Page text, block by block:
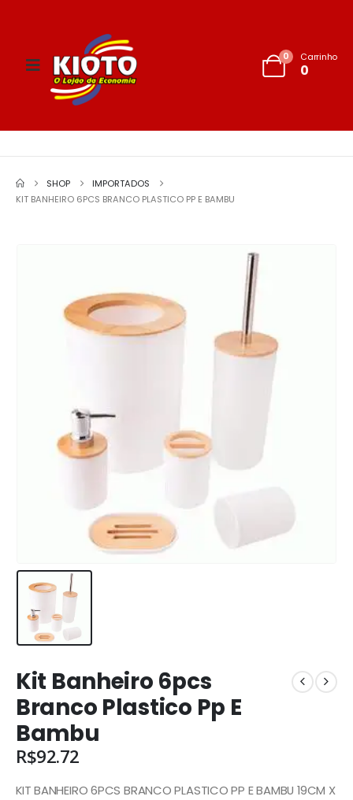
0 Carrinho
0
SHOP
IMPORTADOS
KIT BANHEIRO 6PCS BRANCO PLASTICO PP E BAMBU
Kit Banheiro 6pcs
Branco Plastico Pp E
Bambu
R$92.72
KIT BANHEIRO 6PCS BRANCO PLASTICO PP E BAMBU 19CM X